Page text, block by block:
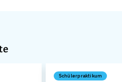
Schülerpraktikum